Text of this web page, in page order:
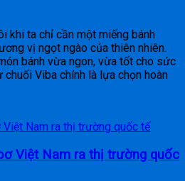
khi ta chỉ cần một miếng bánh
vị ngọt ngào của thiên nhiên.
bánh vừa ngon, vừa tốt cho sức
chuối Viba chính là lựa chọn hoàn
Việt Nam ra thị trường quốc